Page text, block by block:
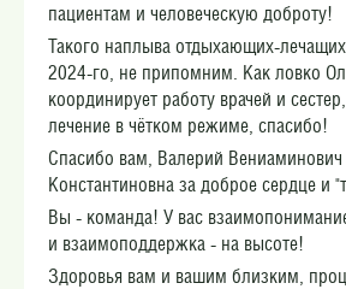
пациентам и человеческую доброту!
Такого наплыва отдыхающих-
2024-го, не припомним. Как ловко
координирует работу врачей и
лечение в чётком режиме, спасибо!
Спасибо вам, Валерий
Константиновна за доброе сердце и
Вы - команда! У вас
и взаимоподдержка - на высоте!
Здоровья вам и вашим близким,